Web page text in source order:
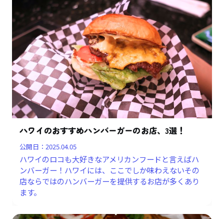
ハワイのおすすめハンバーガーのお店、3選！
公開日：2025.04.05
ハワイのロコも大好きなアメリカンフードと言えばハ
ンバーガー！ハワイには、ここでしか味わえないその
店ならではのハンバーガーを提供するお店が多くあり
ます。